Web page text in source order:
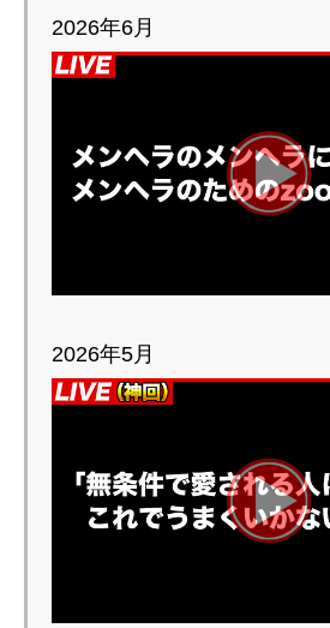
2026年6月
2026年5月